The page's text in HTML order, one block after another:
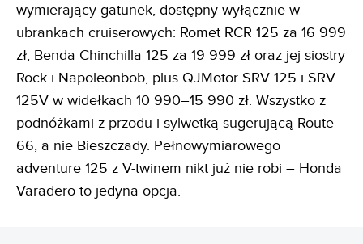
wymierający gatunek, dostępny wyłącznie w
ubrankach cruiserowych: Romet RCR 125 za 16 999
zł, Benda Chinchilla 125 za 19 999 zł oraz jej siostry
Rock i Napoleonbob, plus QJMotor SRV 125 i SRV
125V w widełkach 10 990–15 990 zł. Wszystko z
podnóżkami z przodu i sylwetką sugerującą Route
66, a nie Bieszczady. Pełnowymiarowego
adventure 125 z V-twinem nikt już nie robi – Honda
Varadero to jedyna opcja.